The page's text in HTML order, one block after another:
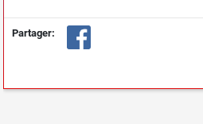
Partager: